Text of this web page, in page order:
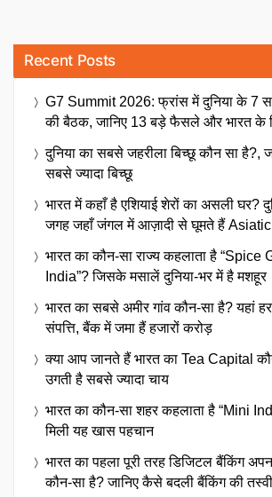
Recent Posts
G7 Summit 2026: फ्रांस में दुनिया के 7
की बैठक, जानिए 13 बड़े फैसले और भारत के
दुनिया का सबसे जहरीला बिच्छू कौन सा है?,
सबसे ज्यादा बिच्छू
भारत में कहाँ है एशियाई शेरों का असली घर?
जगह जहाँ जंगल में आज़ादी से घूमते हैं
भारत का कौन-सा राज्य कहलाता है “Spice
India”? जिसके मसालें दुनिया-भर में है मशहूर
भारत का सबसे अमीर गांव कौन-सा है? यहां
संपत्ति, बैंक में जमा हैं हजारों करोड़
क्या आप जानते हैं भारत का Tea Capital
उगती है सबसे ज्यादा चाय
भारत का कौन-सा शहर कहलाता है “Mini
मिली यह खास पहचान
भारत का पहला पूरी तरह डिजिटल बैंकिंग
कौन-सा है? जानिए कैसे बदली बैंकिंग की